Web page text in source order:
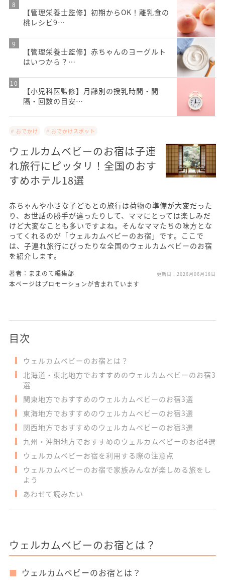
【管理栄養士監修】初期からOK！離乳食の
桃レシピ9…
【管理栄養士監修】赤ちゃんのヨーグルト
はいつから？…
【小児科医監修】月齢別の授乳時間・間
隔・回数の目安…
# おでかけ # おでかけスポット
ウェルカムベビーのお宿は子連
れ旅行にピッタリ！全国のおす
すめホテル18選
赤ちゃんや小さな子どもとの旅行は荷物の準備が大変だった
り、お世話の勝手が違ったりして、ママにとっては楽しみだ
けど大変なことも多いですよね。そんなママたちの味方とな
ってくれるのが「ウェルカムベビーのお宿」です。ここで
は、子連れ旅行にぴったりな全国のウェルカムベビーのお宿
を紹介します。
著者：ままのて編集部 更新日： 2026月06月18日
本ページはプロモーションが含まれています
目次
ウェルカムベビーのお宿とは？
北海道・東北地方でおすすめのウェルカムベビーのお宿3
選
関東地方でおすすめのウェルカムベビーのお宿3選
東海地方でおすすめのウェルカムベビーのお宿3選
関西地方でおすすめのウェルカムベビーのお宿3選
九州・沖縄地方でおすすめのウェルカムベビーのお宿4選
ウェルカムベビーお宿を利用する際の注意点
ウェルカムベビーのお宿で家族みんなが楽しめる旅をし
よう
あわせて読みたい
ウェルカムベビーのお宿とは？
ウェルカムベビーのお宿とは？